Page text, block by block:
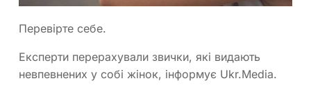
Перевірте себе.
Експерти перерахували звички, які видають
невпевнених у собі жінок, інформує Ukr.Media.